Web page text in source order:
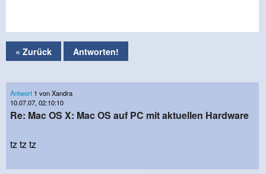
« Zurück Antworten!
Antwort 1 von Xandra
10.07.07, 02:10:10
Re: Mac OS X: Mac OS auf PC mit aktuellen Hardware
tz tz tz